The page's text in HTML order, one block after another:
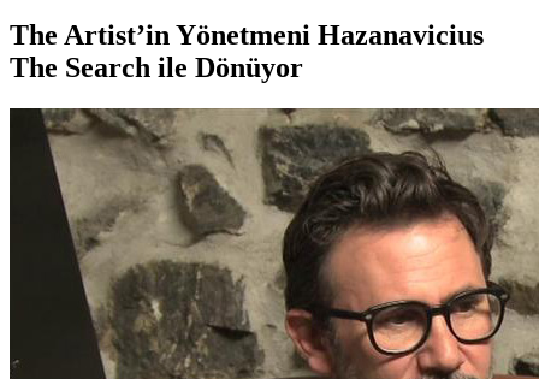
The Artist’in Yönetmeni Hazanavicius
The Search ile Dönüyor